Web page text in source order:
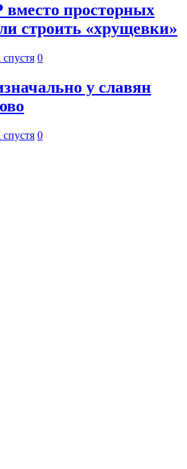
просторных
строить «хрущевки»
спустя 0
у славян
спустя 0